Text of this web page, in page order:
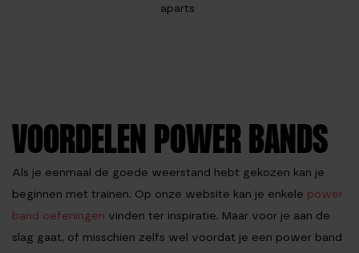
aparts
VOORDELEN POWER BANDS
Als je eenmaal de goede weerstand hebt gekozen kan je
beginnen met trainen. Op onze website kan je enkele power
band oefeningen vinden ter inspiratie. Maar voor je aan de
slag gaat, of misschien zelfs wel voordat je een power band